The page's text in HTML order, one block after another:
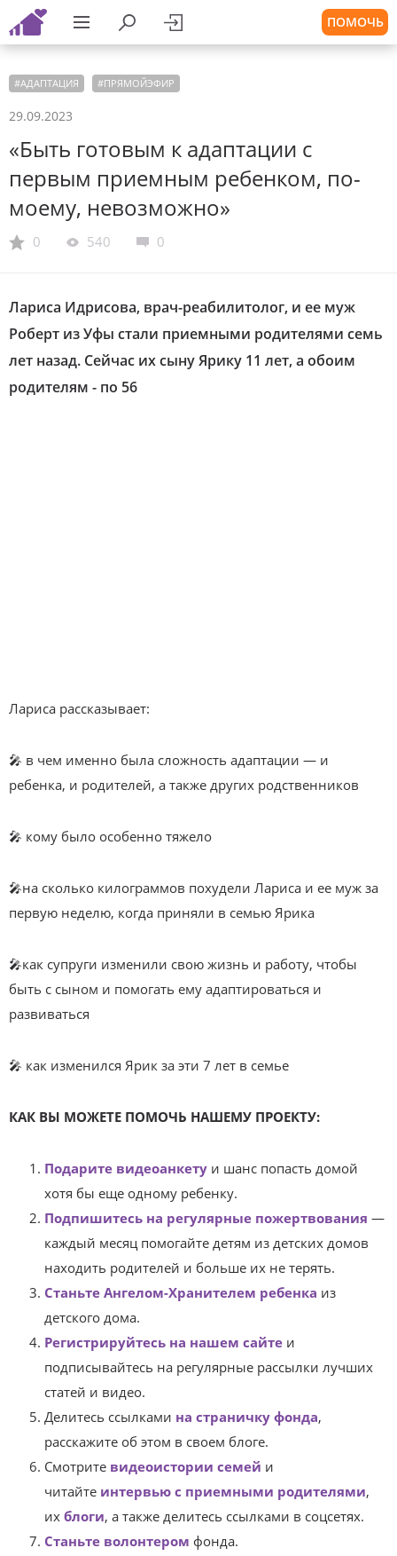
ПОМОЧЬ
#АДАПТАЦИЯ #ПРЯМОЙЭФИР
29.09.2023
«Быть готовым к адаптации с
первым приемным ребенком, по-
моему, невозможно»
0 540 0
Лариса Идрисова, врач-реабилитолог, и ее муж
Роберт из Уфы стали приемными родителями семь
лет назад. Сейчас их сыну Ярику 11 лет, а обоим
родителям - по 56
Лариса рассказывает:
🎤 в чем именно была сложность адаптации — и
ребенка, и родителей, а также других родственников
🎤 кому было особенно тяжело
🎤на сколько килограммов похудели Лариса и ее муж за
первую неделю, когда приняли в семью Ярика
🎤как супруги изменили свою жизнь и работу, чтобы
быть с сыном и помогать ему адаптироваться и
развиваться
🎤 как изменился Ярик за эти 7 лет в семье
КАК ВЫ МОЖЕТЕ ПОМОЧЬ НАШЕМУ ПРОЕКТУ:
Подарите видеоанкету и шанс попасть домой
хотя бы еще одному ребенку.
Подпишитесь на регулярные пожертвования —
каждый месяц помогайте детям из детских домов
находить родителей и больше их не терять.
Станьте Ангелом-Хранителем ребенка из
детского дома.
Регистрируйтесь на нашем сайте и
подписывайтесь на регулярные рассылки лучших
статей и видео.
Делитесь ссылками на страничку фонда,
расскажите об этом в своем блоге.
Смотрите видеоистории семей и
читайте интервью с приемными родителями,
их блоги, а также делитесь ссылками в соцсетях.
Станьте волонтером фонда.